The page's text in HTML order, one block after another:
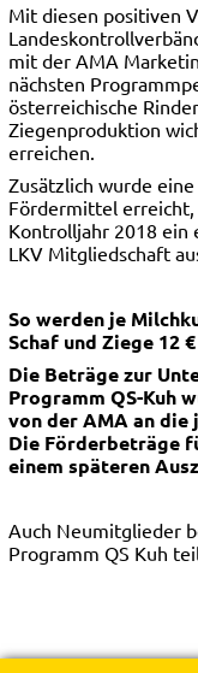
Mit diesen positiven
mit der AMA
nächsten
österreichische
Ziegenproduktion
erreichen.
Zusätzlich wurde
Fördermittel erreicht,
Kontrolljahr 2018 ein
LKV Mitgliedschaft
So werden je
Schaf und Ziege 12
Die Beträge zur
Programm QS-Kuh
von der AMA an
Die Förderbeträge
einem späteren
Auch Neumitglieder
Programm QS Kuh